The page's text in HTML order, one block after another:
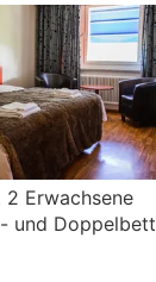
2 Erwachsene
und Doppelbett